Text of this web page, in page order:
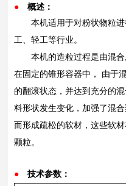
●
概述：
本机适用于对粉状物粒进
工、轻工等行业。
本机的造粒过程是由混合
在固定的锥形容器中， 由于
的翻滚状态，并达到充分的
料形状发生变化，加强了混
而形成疏松的软材，这些软
颗粒。
● 技术参数：